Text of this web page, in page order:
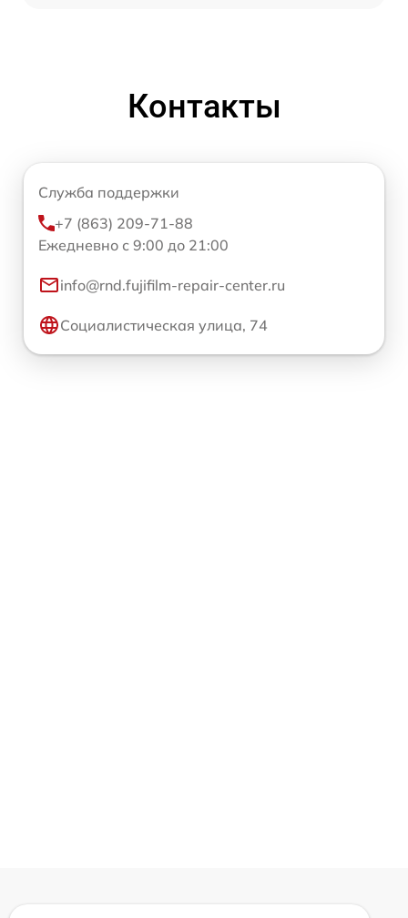
Контакты
Служба поддержки
+7 (863) 209-71-88
Ежедневно с 9:00 до 21:00
info@rnd.fujifilm-repair-center.ru
Социалистическая улица, 74